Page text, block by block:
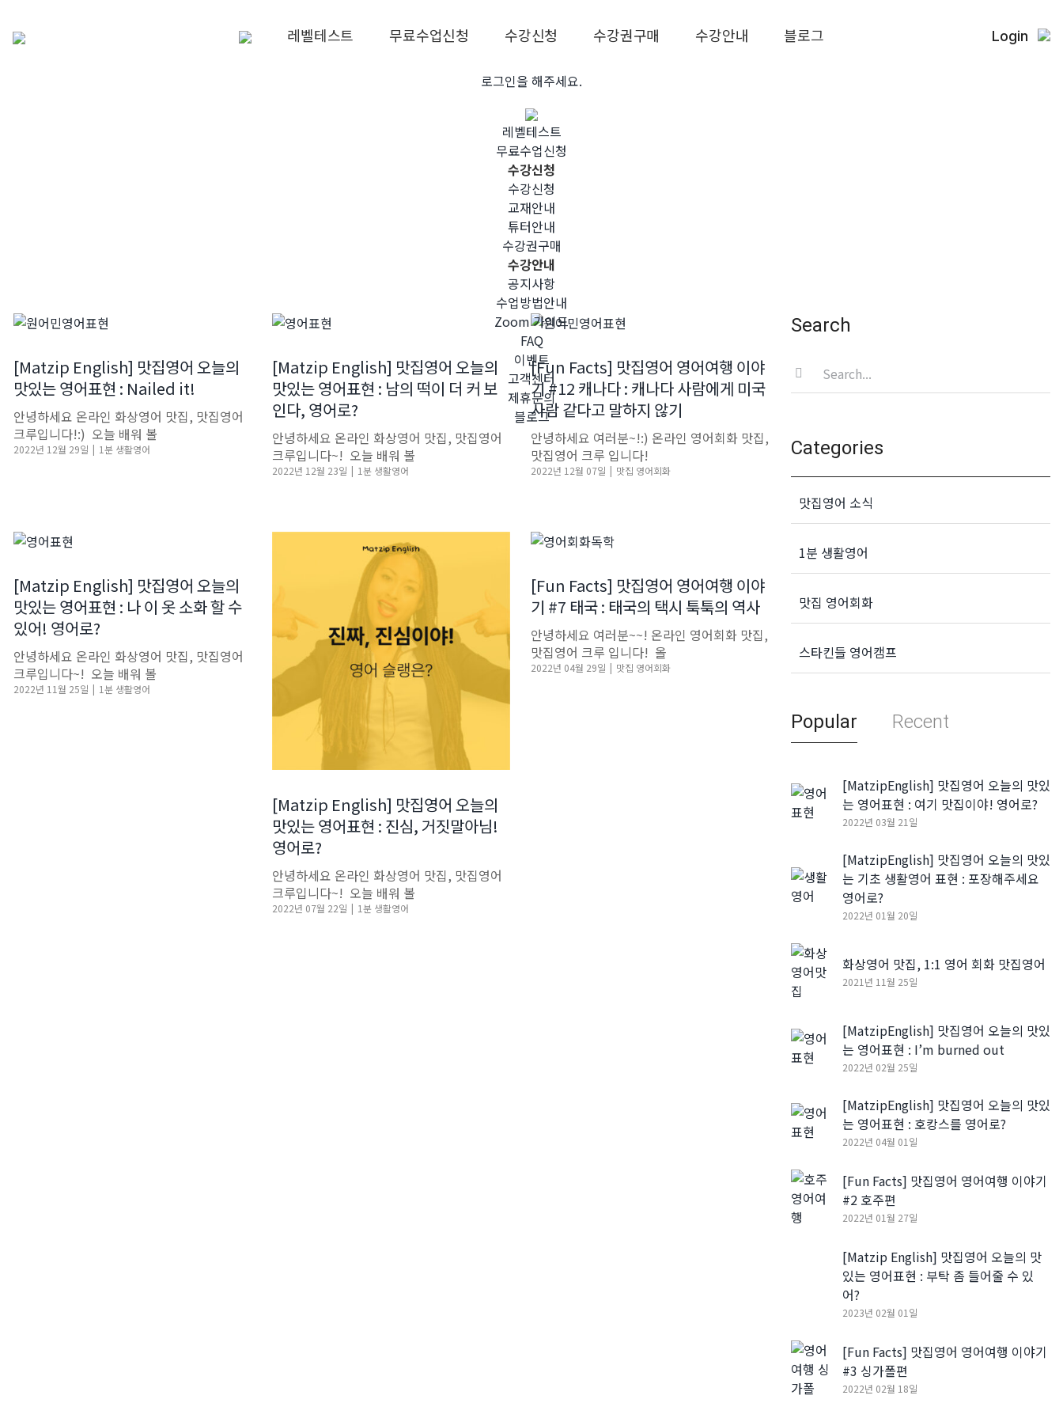
content
레벨테스트 무료수업신청 수강신청 수강권구매 수강안내 블로그
로그인을 해주세요.
레벨테스트
무료수업신청
수강신청
수강신청
교재안내
튜터안내
수강권구매
수강안내
공지사항
수업방법안내
Zoom 가이드
FAQ
이벤트
고객센터
제휴문의
블로그
Login
[Matzip English] 맛집영어 오늘의
맛있는 영어표현 : Nailed it!
안녕하세요 온라인 화상영어 맛집, 맛집영어
크루입니다!:) ​ 오늘 배워 볼
2022년 12월 29일 | 1분 생활영어
[Matzip English] 맛집영어 오늘의
맛있는 영어표현 : 남의 떡이 더 커 보
인다, 영어로?
안녕하세요 온라인 화상영어 맛집, 맛집영어
크루입니다~! ​ 오늘 배워 볼
2022년 12월 23일 | 1분 생활영어
[Fun Facts] 맛집영어 영어여행 이야
기 #12 캐나다 : 캐나다 사람에게 미국
사람 같다고 말하지 않기
​안녕하세요 여러분~!:) 온라인 영어회화 맛집,
맛집영어 크루 입니다! ​
2022년 12월 07일 | 맛집 영어회화
[Matzip English] 맛집영어 오늘의
맛있는 영어표현 : 나 이 옷 소화 할 수
있어! 영어로?
안녕하세요 온라인 화상영어 맛집, 맛집영어
크루입니다~! ​ 오늘 배워 볼
2022년 11월 25일 | 1분 생활영어
[Matzip English] 맛집영어 오늘의
맛있는 영어표현 : 진심, 거짓말아님!
영어로?
안녕하세요 온라인 화상영어 맛집, 맛집영어
크루입니다~! ​ 오늘 배워 볼
2022년 07월 22일 | 1분 생활영어
[Fun Facts] 맛집영어 영어여행 이야
기 #7 태국 : 태국의 택시 툭툭의 역사
안녕하세요 여러분~~! 온라인 영어회화 맛집,
맛집영어 크루 입니다! ​ 올
2022년 04월 29일 | 맛집 영어회화
Search
for:
Categories
맛집영어 소식
1분 생활영어
맛집 영어회화
스타킨들 영어캠프
Popular Recent
[MatzipEnglish] 맛집영어 오늘의 맛있
는 영어표현 : 여기 맛집이야! 영어로?
2022년 03월 21일
[MatzipEnglish] 맛집영어 오늘의 맛있
는 기초 생활영어 표현 : 포장해주세요
영어로?
2022년 01월 20일
화상영어 맛집, 1:1 영어 회화 맛집영어
2021년 11월 25일
[MatzipEnglish] 맛집영어 오늘의 맛있
는 영어표현 : I’m burned out
2022년 02월 25일
[MatzipEnglish] 맛집영어 오늘의 맛있
는 영어표현 : 호캉스를 영어로?
2022년 04월 01일
[Fun Facts] 맛집영어 영어여행 이야기
#2 호주편
2022년 01월 27일
[Matzip English] 맛집영어 오늘의 맛
있는 영어표현 : 부탁 좀 들어줄 수 있
어?
2023년 02월 01일
[Fun Facts] 맛집영어 영어여행 이야기
#3 싱가폴편
2022년 02월 18일